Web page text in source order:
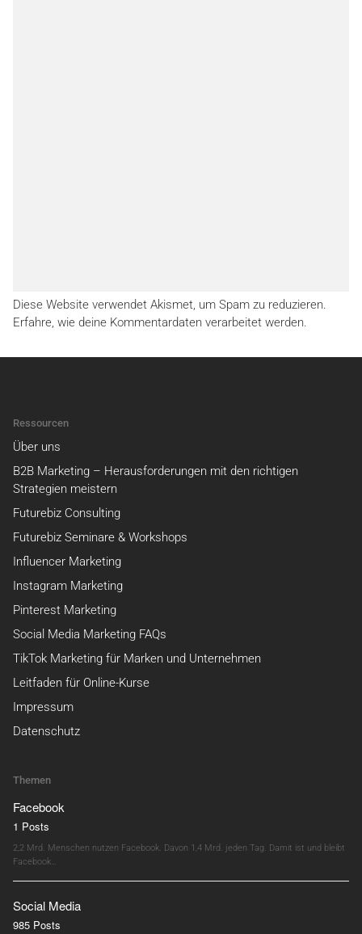
Diese Website verwendet Akismet, um Spam zu reduzieren.
Erfahre, wie deine Kommentardaten verarbeitet werden.
Ressourcen
Über uns
B2B Marketing – Herausforderungen mit den richtigen
Strategien meistern
Futurebiz Consulting
Futurebiz Seminare & Workshops
Influencer Marketing
Instagram Marketing
Pinterest Marketing
Social Media Marketing FAQs
TikTok Marketing für Marken und Unternehmen
Leitfaden für Online-Kurse
Impressum
Datenschutz
Themen
Facebook
1 Posts
2,2 Mrd. Menschen nutzen Facebook. Davon 1,4 Mrd. jeden Tag. Damit ist und bleibt
Facebook…
Social Media
985 Posts